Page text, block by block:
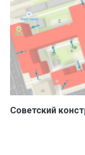
Советский